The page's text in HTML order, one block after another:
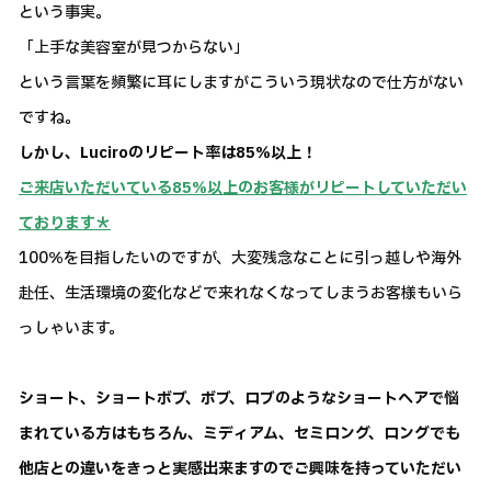
という事実。
「上手な美容室が見つからない」
という言葉を頻繁に耳にしますがこういう現状なので仕方がない
ですね。
しかし、Luciroのリピート率は85％以上！
ご来店いただいている85％以上のお客様がリピートしていただい
ております＊
100％を目指したいのですが、大変残念なことに引っ越しや海外
赴任、生活環境の変化などで来れなくなってしまうお客様もいら
っしゃいます。
ショート、ショートボブ、ボブ、ロブのようなショートヘアで悩
まれている方はもちろん、ミディアム、セミロング、ロングでも
他店との違いをきっと実感出来ますのでご興味を持っていただい